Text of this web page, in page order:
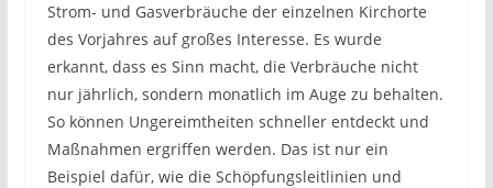
Strom- und Gasverbräuche der einzelnen Kirchorte
des Vorjahres auf großes Interesse. Es wurde
erkannt, dass es Sinn macht, die Verbräuche nicht
nur jährlich, sondern monatlich im Auge zu behalten.
So können Ungereimtheiten schneller entdeckt und
Maßnahmen ergriffen werden. Das ist nur ein
Beispiel dafür, wie die Schöpfungsleitlinien und